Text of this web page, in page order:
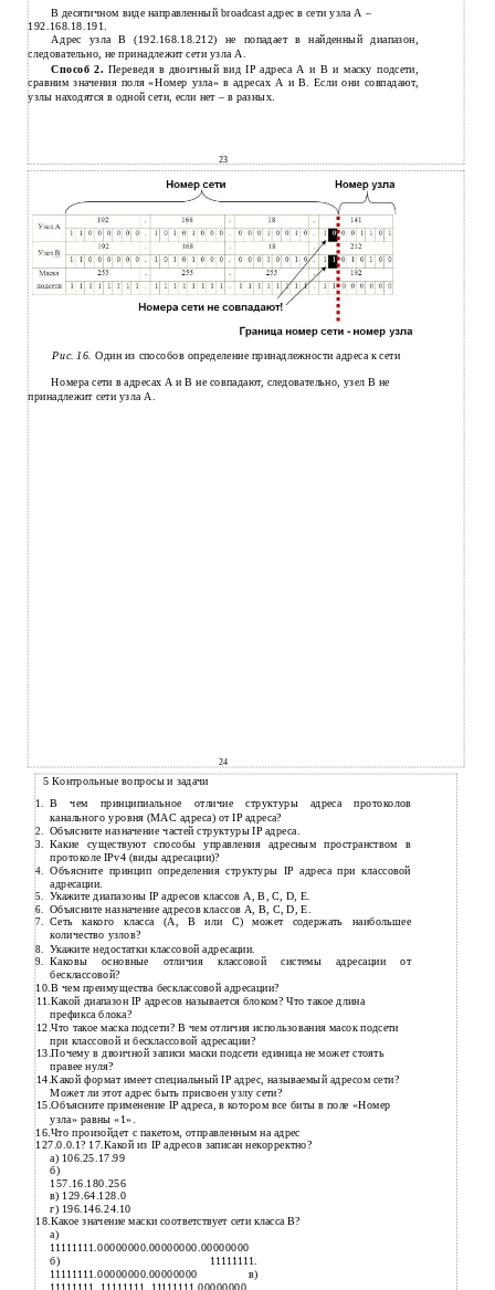
В десятичном виде направленный broadcast адрес в сети узла А –
192.168.18.191.
Адрес узла В (192.168.18.212) не попадает в найденный диапазон,
следовательно, не принадлежит сети узла А.
Способ 2. Переведя в двоичный вид IP адреса А и В и маску подсети,
сравним значения поля «Номер узла» в адресах А и В. Если они совпадают,
узлы находятся в одной сети, если нет – в разных.
23
Рис. 16. Один из способов определение принадлежности адреса к сети
Номера сети в адресах A и B не совпадают, следовательно, узел В не
принадлежит сети узла А.
24
5 Контрольные вопросы и задачи
1. В чем принципиальное отличие структуры адреса протоколов
канального уровня (MAC адреса) от IP адреса?
2. Объясните назначение частей структуры IP адреса.
3. Какие существуют способы управления адресным пространством в
протоколе IPv4 (виды адресации)?
4. Объясните принцип определения структуры IP адреса при классовой
адресации.
5. Укажите диапазоны IP адресов классов А, В, С, D, Е.
6. Объясните назначение адресов классов А, В, С, D, Е.
7. Сеть какого класса (А, В или С) может содержать наибольшее
количество узлов?
8. Укажите недостатки классовой адресации.
9. Каковы основные отличия классовой системы адресации от
бесклассовой?
10.В чем преимущества бесклассовой адресации?
11.Какой диапазон IP адресов называется блоком? Что такое длина
префикса блока?
12.Что такое маска подсети? В чем отличия использования масок подсети
при классовой и бесклассовой адресации?
13.Почему в двоичной записи маски подсети единица не может стоять
правее нуля?
14.Какой формат имеет специальный IP адрес, называемый адресом сети?
Может ли этот адрес быть присвоен узлу сети?
15.Объясните применение IP адреса, в котором все биты в поле «Номер
узла» равны «1».
16.Что произойдет с пакетом, отправленным на адрес
127.0.0.1? 17.Какой из IP адресов записан некорректно?
а) 106.25.17.99
б)
157.16.180.256
в) 129.64.128.0
г) 196.146.24.10
18.Какое значение маски соответствует сети класса В?
а)
11111111.00000000.00000000.00000000
б) 11111111.
11111111.00000000.00000000 в)